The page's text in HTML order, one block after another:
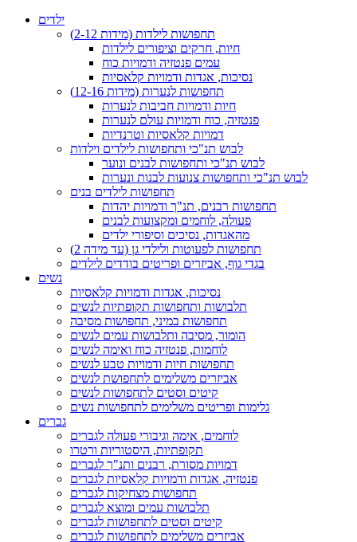
ילדים
תחפושות לילדות (מידות 2-12)
חיות, חרקים וציפורים לילדות
עמים פנטזיה ודמויות כוח
נסיכות, אגדות ודמויות קלאסיות
תחפושות לנערות (מידות 12-16)
חיות ודמויות חביבות לנערות
פנטזיה, כוח ודמויות עולם לנערות
דמויות קלאסיות וטרנדיות
לבוש תנ"כי ותחפושות לילדים וילדות
לבוש תנ"כי ותחפושות לבנים ונוער
לבוש תנ"כי ותחפושות צנועות לבנות ונערות
תחפושות לילדים בנים
תחפושות רבנים, תנ"ך ודמויות יהדות
פעולה, לוחמים ומקצועות לבנים
מהאגדות, נסיכים וסיפורי ילדים
תחפושות לפעוטות ולילדי גן (עד מידה 2)
בגדי גוף, אביזרים ופריטים בודדים לילדים
נשים
נסיכות, אגדות ודמויות קלאסיות
תלבושות ותחפושות תקופתיות לנשים
תחפושות במיני, תחפושות מסיבה
הומור, מסיבה ותלבושות עמים לנשים
לוחמות, פנטזיה כוח ואימה לנשים
תחפושות חיות ודמויות טבע לנשים
אביזרים משלימים לתחפושת לנשים
קיטים וסטים לתחפושות לנשים
גלימות ופריטים משלימים לתחפושות נשים
גברים
לוחמים, אימה וגיבורי פעולה לגברים
תקופתיות, היסטוריות ורטרו
דמויות מסורת, רבנים ותנ"ך לגברים
פנטזיה, אגדות ודמויות קלאסיות לגברים
תחפושות מצחיקות לגברים
תלבושות עמים ומוצא לגברים
קיטים וסטים לתחפושות לגברים
אביזרים משלימים לתחפושות לגברים